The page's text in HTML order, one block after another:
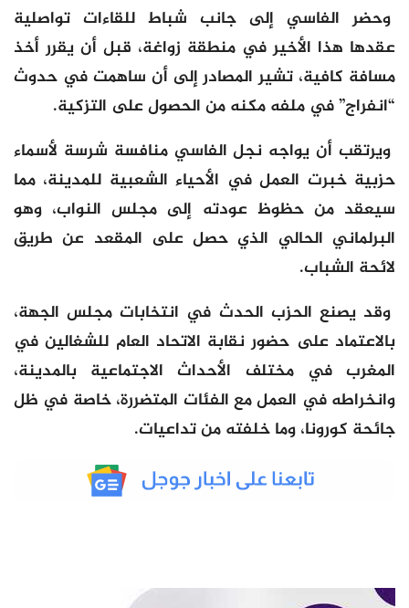
وحضر الفاسي إلى جانب شباط للقاءات تواصلية
عقدها هذا الأخير في منطقة زواغة، قبل أن يقرر أخذ
مسافة كافية، تشير المصادر إلى أن ساهمت في حدوث
“انفراج” في ملفه مكنه من الحصول على التزكية.
ويرتقب أن يواجه نجل الفاسي منافسة شرسة لأسماء
حزبية خبرت العمل في الأحياء الشعبية للمدينة، مما
سيعقد من حظوظ عودته إلى مجلس النواب، وهو
البرلماني الحالي الذي حصل على المقعد عن طريق
لائحة الشباب.
وقد يصنع الحزب الحدث في انتخابات مجلس الجهة،
بالاعتماد على حضور نقابة الاتحاد العام للشغالين في
المغرب في مختلف الأحداث الاجتماعية بالمدينة،
وانخراطه في العمل مع الفئات المتضررة، خاصة في ظل
جائحة كورونا، وما خلفته من تداعيات.